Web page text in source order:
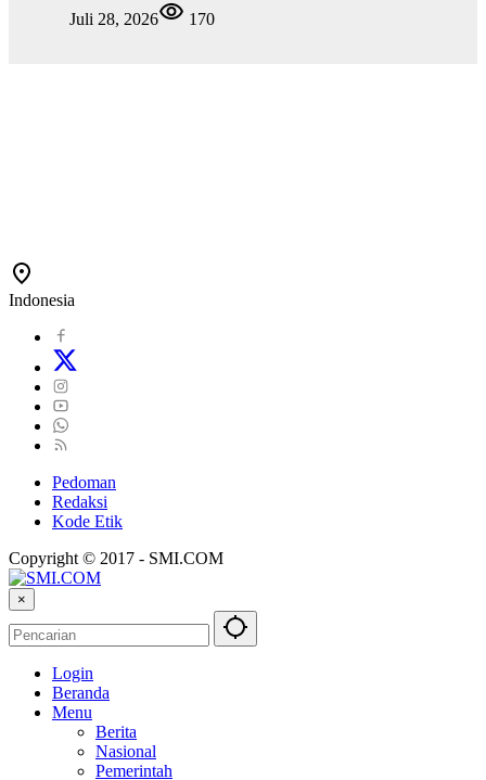
Juli 28, 2026
170
Indonesia
Pedoman
Redaksi
Kode Etik
Copyright © 2017 - SMI.COM
×
Login
Beranda
Menu
Berita
Nasional
Pemerintah